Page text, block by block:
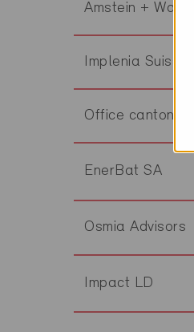
Amstein +
Implenia Suisse
Office cantonal
EnerBat SA
Osmia Advisors
Impact LD